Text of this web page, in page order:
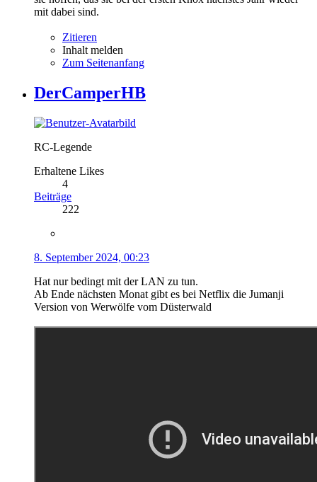
mit dabei sind.
Zitieren
Inhalt melden
Zum Seitenanfang
DerCamperHB
RC-Legende
Erhaltene Likes
4
Beiträge
222
8. September 2024, 00:23
Hat nur bedingt mit der LAN zu tun.
Ab Ende nächsten Monat gibt es bei Netflix die Jumanji
Version von Werwölfe vom Düsterwald